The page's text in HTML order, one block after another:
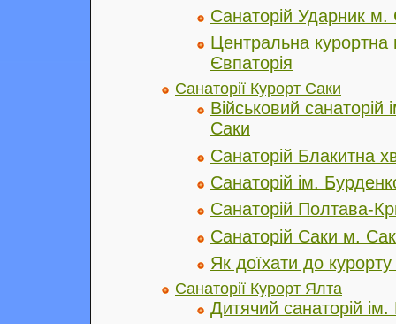
Санаторій Ударник м.
Центральна курортна
Євпаторія
Санаторії Курорт Саки
Військовий
Саки
Санаторій Блакитна
Санаторій ім.
Санаторій Полтава-
Санаторій Саки м.
Як доїхати до
Санаторії Курорт Ялта
Дитячий санаторій